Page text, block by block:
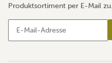
Produktsortiment per E-Mail zu.